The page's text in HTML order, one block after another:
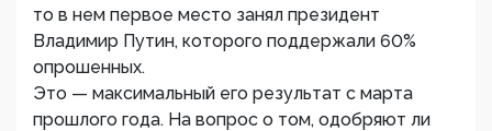
то в нем первое место занял президент
Владимир Путин, которого поддержали 60%
опрошенных.
Это — максимальный его результат с марта
прошлого года. На вопрос о том, одобряют ли